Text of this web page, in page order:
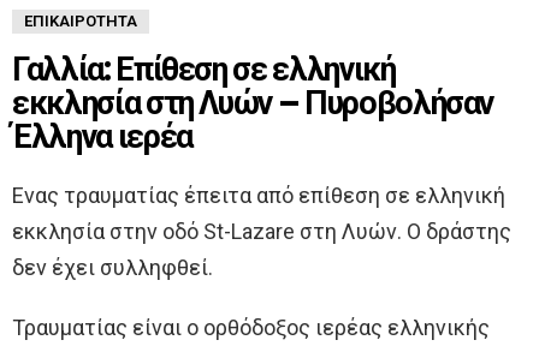
ΕΠΙΚΑΙΡΌΤΗΤΑ
Γαλλία: Επίθεση σε ελληνική
εκκλησία στη Λυών – Πυροβολήσαν
Έλληνα ιερέα
Ενας τραυματίας έπειτα από επίθεση σε ελληνική
εκκλησία στην οδό St-Lazare στη Λυών. Ο δράστης
δεν έχει συλληφθεί.
Τραυματίας είναι ο ορθόδοξος ιερέας ελληνικής